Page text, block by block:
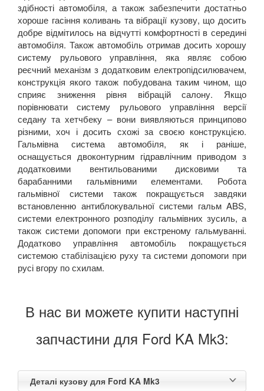
здібності автомобіля, а також забезпечити достатньо
хороше гасіння коливань та вібрації кузову, що досить
добре відмітилось на відчутті комфортності в середині
автомобіля. Також автомобіль отримав досить хорошу
систему рульового управління, яка являє собою
реєчний механізм з додатковим електропідсилювачем,
конструкція якого також побудована таким чином, що
сприяє зниження рівня вібрацій салону. Якщо
порівнювати систему рульового управління версії
седану та хетчбеку – вони виявляються принципово
різними, хоч і досить схожі за своєю конструкцією.
Гальмівна система автомобіля, як і раніше,
оснащується двоконтурним гідравлічним приводом з
додатковими вентильованими дисковими та
барабанними гальмівними елементами. Робота
гальмівної системи також покращується завдяки
встановленню антиблокувальної системи гальм ABS,
системи електронного розподілу гальмівних зусиль, а
також системи допомоги при екстреному гальмуванні.
Додатково управління автомобіль покращується
системою стабілізацією руху та системи допомоги при
русі вгору по схилам.
В нас ви можете купити наступні
запчастини для Ford KA Mk3:
Деталі кузову для Ford KA Mk3